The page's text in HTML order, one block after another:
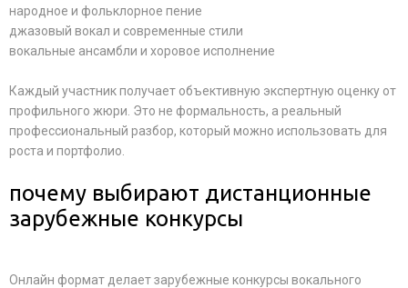
народное и фольклорное пение
джазовый вокал и современные стили
вокальные ансамбли и хоровое исполнение
Каждый участник получает объективную экспертную оценку от
профильного жюри. Это не формальность, а реальный
профессиональный разбор, который можно использовать для
роста и портфолио.
почему выбирают дистанционные
зарубежные конкурсы
Онлайн формат делает зарубежные конкурсы вокального